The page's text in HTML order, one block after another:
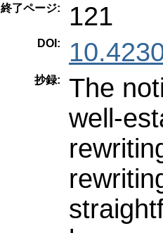
終了ページ: 121
DOI:
抄録:
The
well-